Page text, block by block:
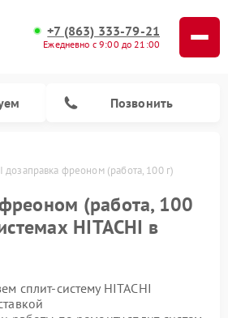
+7 (863) 333-79-21
Ежедневно с 9:00 до 21:00
Позвонить
дозаправка фреоном (работа, 100 г)
(работа, 100
HITACHI в
сплит-систему HITACHI